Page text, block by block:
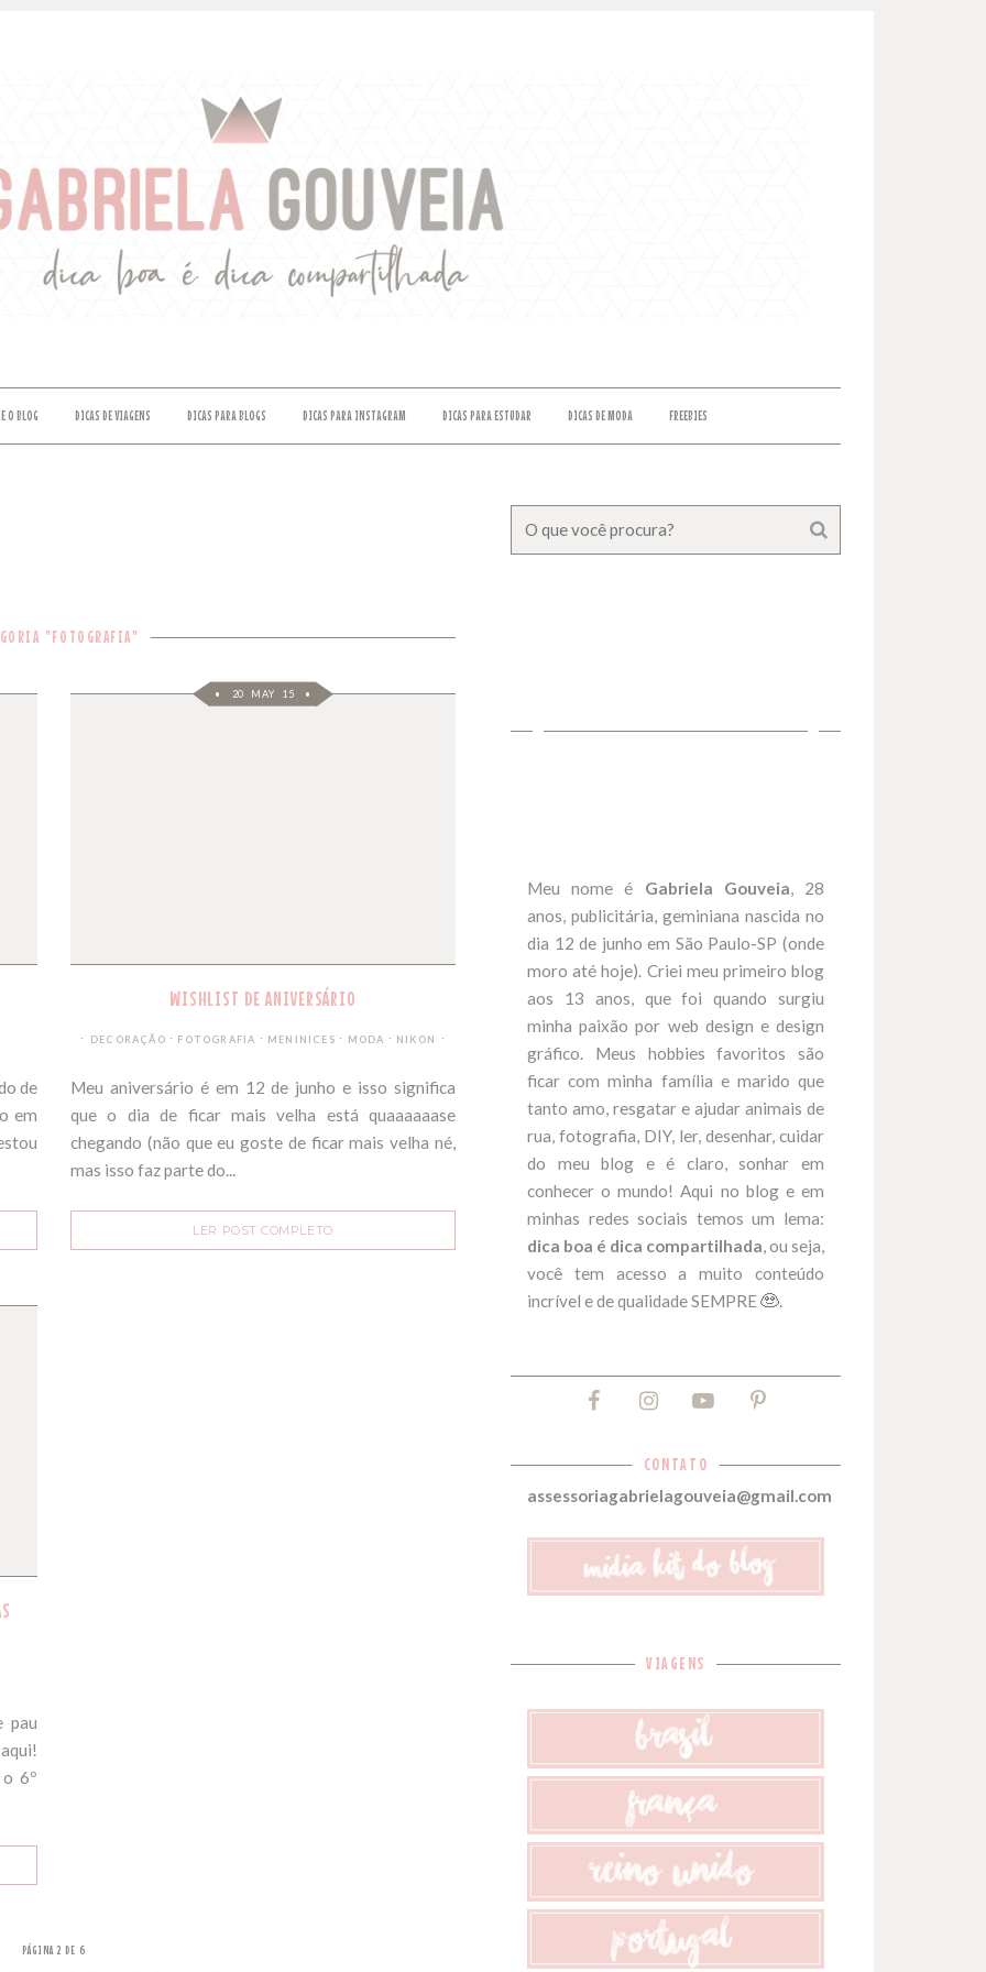
O BLOG DICAS DE VIAGENS DICAS PARA BLOGS DICAS PARA INSTAGRAM DICAS PARA ESTUDAR DICAS DE MODA FREEBIES
"FOTOGRAFIA"
de
em
20 MAY 15
WISHLIST DE ANIVERSÁRIO
DECORAÇÃO ∙ FOTOGRAFIA ∙ MENINICES ∙ MODA ∙ NIKON
Meu aniversário é em 12 de junho e isso significa
que o dia de ficar mais velha está quaaaaaase
chegando (não que eu goste de ficar mais velha né,
mas isso faz parte do...
LER POST COMPLETO
pau
6º
PÁGINA 2 DE 6
Meu nome é Gabriela Gouveia , 28
anos, publicitária, geminiana nascida no
dia 12 de junho em São Paulo-SP (onde
moro até hoje). Criei meu primeiro blog
aos 13 anos, que foi quando surgiu
minha paixão por web design e design
gráfico. Meus hobbies favoritos são
ficar com minha família e marido que
tanto amo, resgatar e ajudar animais de
rua, fotografia, DIY, ler, desenhar, cuidar
do meu blog e é claro, sonhar em
conhecer o mundo! Aqui no blog e em
minhas redes sociais temos um lema:
dica boa é dica compartilhada , ou seja,
você tem acesso a muito conteúdo
incrível e de qualidade SEMPRE
CONTATO
assessoriagabrielagouveia@gmail.com
VIAGENS